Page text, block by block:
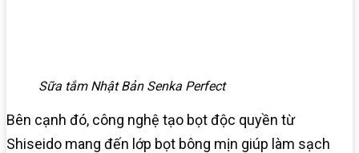
Sữa tắm Nhật Bản Senka Perfect
Bên cạnh đó, công nghệ tạo bọt độc quyền từ
Shiseido mang đến lớp bọt bông mịn giúp làm sạch